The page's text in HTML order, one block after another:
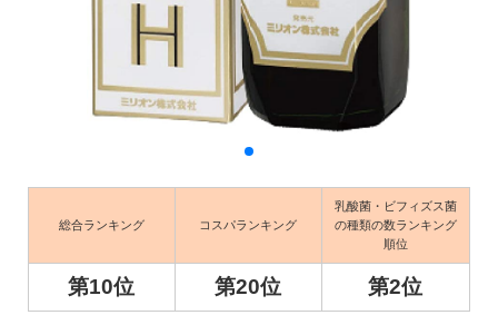
総合ランキング コスパランキング
乳酸菌・ビフィズス菌
の種類の数ランキング
順位
第10位 第20位 第2位